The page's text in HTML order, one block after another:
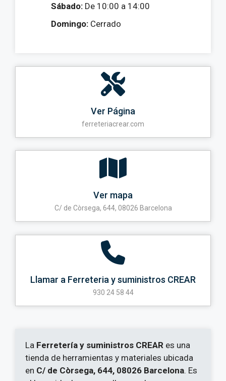
Sábado: De 10:00 a 14:00
Domingo: Cerrado
Ver Página
ferreteriacrear.com
Ver mapa
C/ de Còrsega, 644, 08026 Barcelona
Llamar a Ferreteria y suministros CREAR
930 24 58 44
La Ferretería y suministros CREAR es una
tienda de herramientas y materiales ubicada
en C/ de Còrsega, 644, 08026 Barcelona. Es